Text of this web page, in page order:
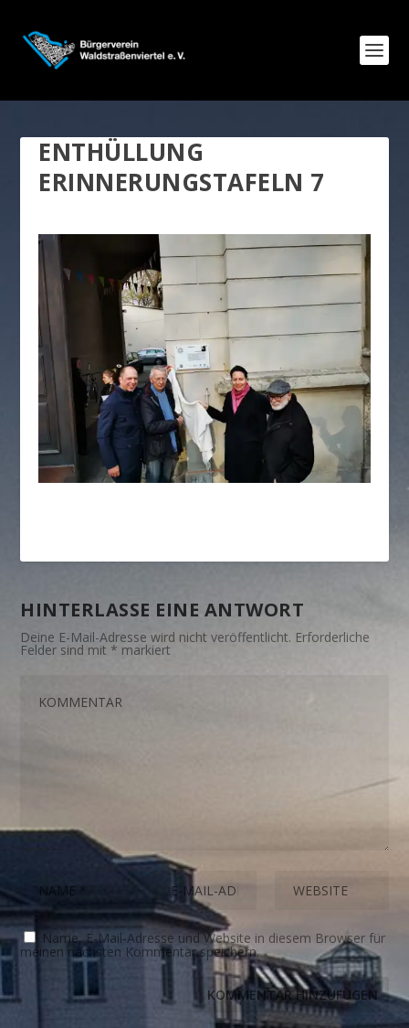
ENTHÜLLUNG
ERINNERUNGSTAFELN 7
HINTERLASSE EINE ANTWORT
Deine E-Mail-Adresse wird nicht veröffentlicht. Erforderliche
Felder sind mit * markiert
Name, E-Mail-Adresse und Website in diesem Browser für
meinen nächsten Kommentar speichern.